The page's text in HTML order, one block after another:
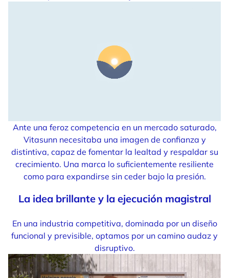
Ante una feroz competencia en un mercado saturado,
Vitasunn necesitaba una imagen de confianza y
distintiva, capaz de fomentar la lealtad y respaldar su
crecimiento. Una marca lo suficientemente resiliente
como para expandirse sin ceder bajo la presión.
La idea brillante y la ejecución magistral
En una industria competitiva, dominada por un diseño
funcional y previsible, optamos por un camino audaz y
disruptivo.